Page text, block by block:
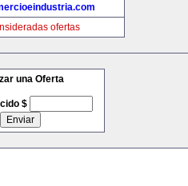
ofertas
una Oferta
$